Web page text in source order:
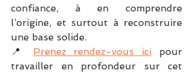
confiance, à en comprendre
l’origine, et surtout à reconstruire
une base solide.
📍 Prenez rendez-vous ici pour
travailler en profondeur sur cet